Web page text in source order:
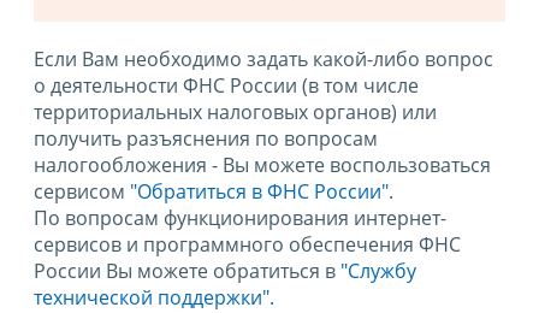
Если Вам необходимо задать какой-либо вопрос
о деятельности ФНС России (в том числе
территориальных налоговых органов) или
получить разъяснения по вопросам
налогообложения - Вы можете воспользоваться
сервисом "Обратиться в ФНС России".
По вопросам функционирования интернет-
сервисов и программного обеспечения ФНС
России Вы можете обратиться в "Службу
технической поддержки".